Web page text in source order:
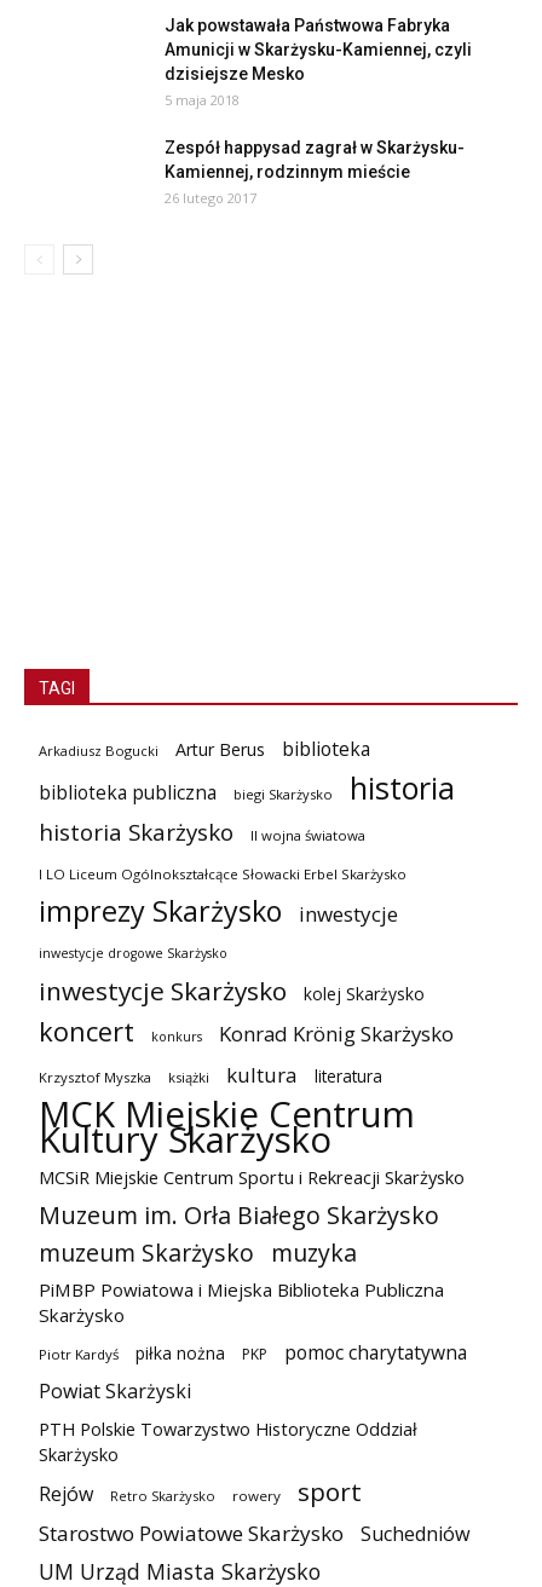
Jak powstawała Państwowa Fabryka
Amunicji w Skarżysku-Kamiennej, czyli
dzisiejsze Mesko
5 maja 2018
Zespół happysad zagrał w Skarżysku-
Kamiennej, rodzinnym mieście
26 lutego 2017
TAGI
Arkadiusz Bogucki Artur Berus
biblioteka
biblioteka publiczna
biegi Skarżysko historia
historia Skarżysko II wojna światowa
I LO Liceum Ogólnokształcące Słowacki Erbel Skarżysko
imprezy Skarżysko inwestycje
inwestycje drogowe Skarżysko
inwestycje Skarżysko kolej Skarżysko
koncert konkurs Konrad Krönig Skarżysko
Krzysztof Myszka książki kultura literatura
MCK Miejskie Centrum
Kultury Skarżysko
MCSiR Miejskie Centrum Sportu i Rekreacji Skarżysko
Muzeum im. Orła Białego Skarżysko
muzeum Skarżysko
muzyka
PiMBP Powiatowa i Miejska Biblioteka Publiczna
Skarżysko
Piotr Kardyś piłka nożna PKP
pomoc charytatywna
Powiat Skarżyski
PTH Polskie Towarzystwo Historyczne Oddział
Skarżysko
Rejów Retro Skarżysko rowery sport
Starostwo Powiatowe Skarżysko Suchedniów
UM Urząd Miasta Skarżysko